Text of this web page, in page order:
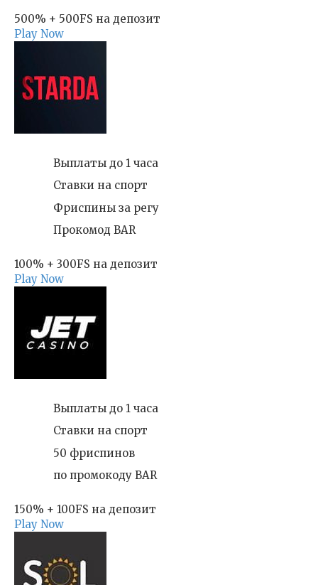
500% + 500FS на депозит
Play Now
Выплаты до 1 часа
Ставки на спорт
Фриспины за регу
Прокомод BAR
100% + 300FS на депозит
Play Now
Выплаты до 1 часа
Ставки на спорт
50 фриспинов
по промокоду BAR
150% + 100FS на депозит
Play Now